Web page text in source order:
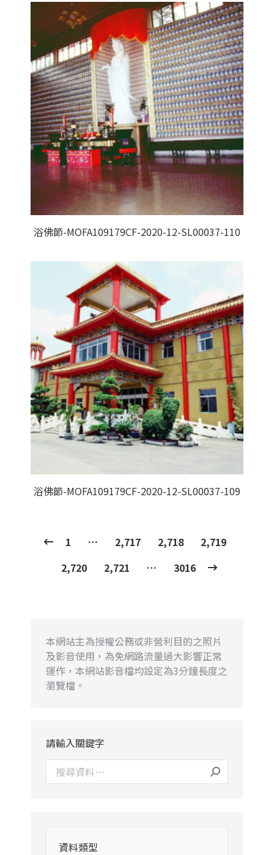
浴佛節-MOFA109179CF-2020-12-SL00037-110
浴佛節-MOFA109179CF-2020-12-SL00037-109
1 … 2,717 2,718
2,719
2,720
2,721 … 3016
本網站主為授權公務或非營利目的之照片
及影音使用，為免網路流量過大影響正常
運作，本網站影音檔均設定為3分鐘長度之
瀏覽檔。
請輸入關鍵字
資料類型